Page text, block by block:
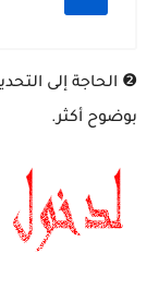
❷ الحاجة إلى
بوضوح أكثر.